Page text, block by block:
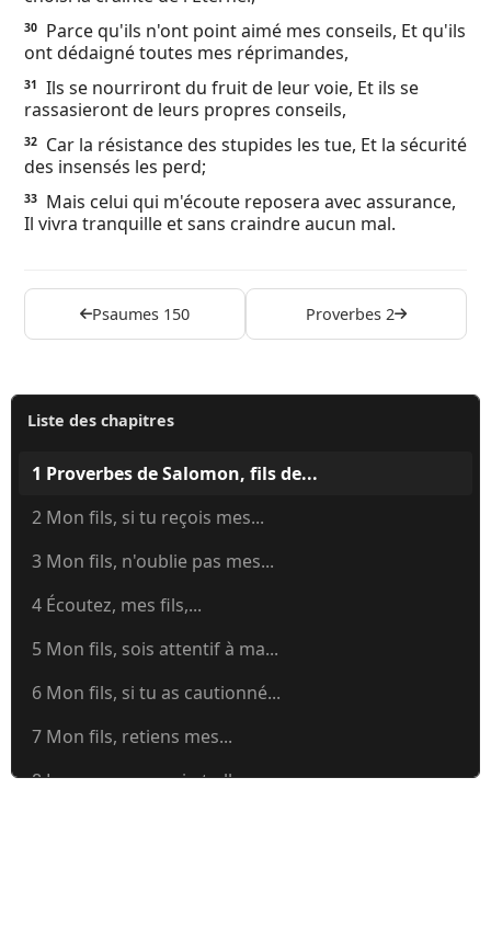
30
Parce qu'ils n'ont point aimé mes conseils, Et qu'ils
ont dédaigné toutes mes réprimandes,
31
Ils se nourriront du fruit de leur voie, Et ils se
rassasieront de leurs propres conseils,
32
Car la résistance des stupides les tue, Et la sécurité
des insensés les perd;
33
Mais celui qui m'écoute reposera avec assurance,
Il vivra tranquille et sans craindre aucun mal.
Psaumes 150 Proverbes 2
Liste des chapitres
1 Proverbes de Salomon, fils de...
2 Mon fils, si tu reçois mes...
3 Mon fils, n'oublie pas mes...
4 Écoutez, mes fils,...
5 Mon fils, sois attentif à ma...
6 Mon fils, si tu as cautionné...
7 Mon fils, retiens mes...
8 La sagesse ne crie-t-elle...